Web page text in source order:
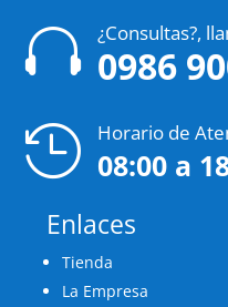
 ¿Consultas?,
0986
 Horario de
08:00 a
Enlaces
Tienda
La Empresa